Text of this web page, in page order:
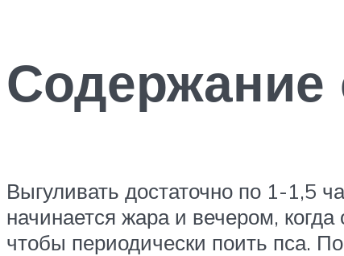
Содержание
Выгуливать достаточно по 1-1,5
начинается жара и вечером,
чтобы периодически поить пса.